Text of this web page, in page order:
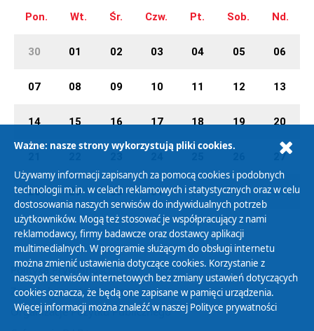
Pon. Wt. Śr. Czw. Pt. Sob. Nd.
30 01 02 03 04 05 06
07 08 09 10 11 12 13
14 15 16 17 18 19 20
27
28 29 30 31 01 02 03
Polityka Prywatności
Zasady korzystania z Serwisu
Organizacje Pożytku Publicznego
Ważne: nasze strony wykorzystują pliki cookies.
Używamy informacji zapisanych za pomocą cookies i podobnych
technologii m.in. w celach reklamowych i statystycznych oraz w celu
dostosowania naszych serwisów do indywidualnych potrzeb
użytkowników. Mogą też stosować je współpracujący z nami
reklamodawcy, firmy badawcze oraz dostawcy aplikacji
multimedialnych. W programie służącym do obsługi internetu
można zmienić ustawienia dotyczące cookies. Korzystanie z
naszych serwisów internetowych bez zmiany ustawień dotyczących
cookies oznacza, że będą one zapisane w pamięci urządzenia.
Więcej informacji można znaleźć w naszej Polityce prywatności